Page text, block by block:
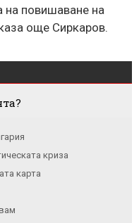
на повишаване на
още Сиркаров.
криза
карта